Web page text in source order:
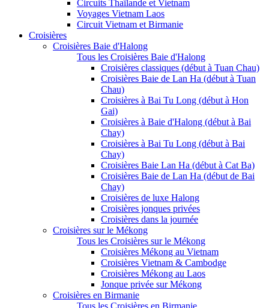
Circuits Thaïlande et Vietnam
Voyages Vietnam Laos
Circuit Vietnam et Birmanie
Croisières
Croisières Baie d'Halong
Tous les Croisières Baie d'Halong
Croisières classiques (début à Tuan Chau)
Croisières Baie de Lan Ha (début à Tuan
Chau)
Croisières à Bai Tu Long (début à Hon
Gai)
Croisières à Baie d'Halong (début à Bai
Chay)
Croisières à Bai Tu Long (début à Bai
Chay)
Croisières Baie Lan Ha (début à Cat Ba)
Croisières Baie de Lan Ha (début de Bai
Chay)
Croisières de luxe Halong
Croisières jonques privées
Croisières dans la journée
Croisières sur le Mékong
Tous les Croisières sur le Mékong
Croisières Mékong au Vietnam
Croisières Vietnam & Cambodge
Croisières Mékong au Laos
Jonque privée sur Mékong
Croisières en Birmanie
Tous les Croisières en Birmanie